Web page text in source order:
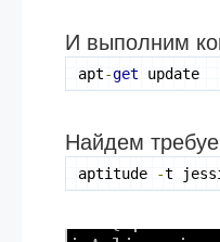
И выполним
apt-get update
Найдем
aptitude -t